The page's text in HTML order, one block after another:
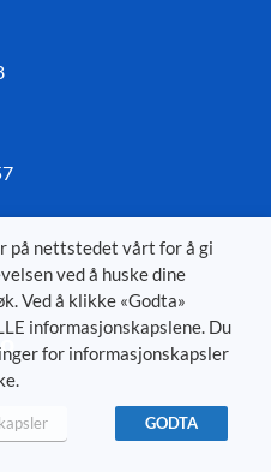
på nettstedet vårt for å gi
ved å huske dine
Ved å klikke «Godta»
informasjonskapslene. Du
for informasjonskapsler
GODTA